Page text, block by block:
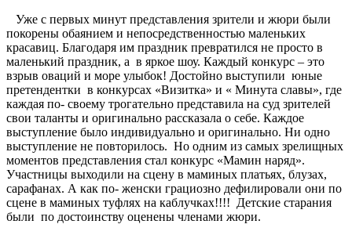
Уже с первых минут представления зрители и жюри были
покорены обаянием и непосредственностью маленьких
красавиц. Благодаря им праздник превратился не просто в
маленький праздник, а в яркое шоу. Каждый конкурс – это
взрыв оваций и море улыбок! Достойно выступили юные
претендентки в конкурсах «Визитка» и « Минута славы», где
каждая по- своему трогательно представила на суд зрителей
свои таланты и оригинально рассказала о себе. Каждое
выступление было индивидуально и оригинально. Ни одно
выступление не повторилось. Но одним из самых зрелищных
моментов представления стал конкурс «Мамин наряд».
Участницы выходили на сцену в маминых платьях, блузах,
сарафанах. А как по- женски грациозно дефилировали они по
сцене в маминых туфлях на каблучках!!!! Детские старания
были по достоинству оценены членами жюри.